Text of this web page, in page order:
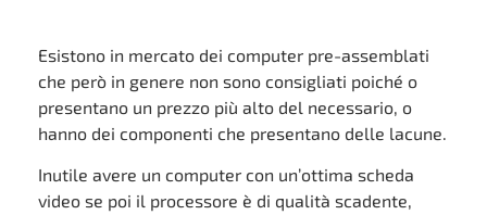
Esistono in mercato dei computer pre-assemblati
che però in genere non sono consigliati poiché o
presentano un prezzo più alto del necessario, o
hanno dei componenti che presentano delle lacune.
Inutile avere un computer con un’ottima scheda
video se poi il processore è di qualità scadente,